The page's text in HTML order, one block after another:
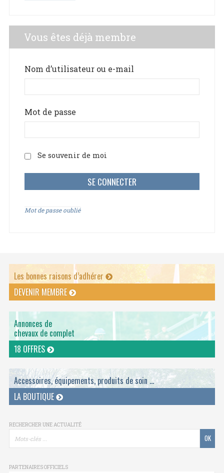
Vous êtes déjà membre
Nom d’utilisateur ou e-mail
Mot de passe
Se souvenir de moi
Mot de passe oublié
Les bonnes raisons d’adhérer
DEVENIR MEMBRE
Annonces de
chevaux de complet
18 OFFRES
Accessoires, équipements, produits de soin ...
LA BOUTIQUE
RECHERCHER UNE ACTUALITÉ
PARTENAIRES OFFICIELS